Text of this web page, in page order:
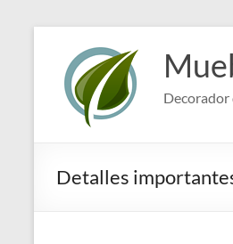
contenido
Detalles